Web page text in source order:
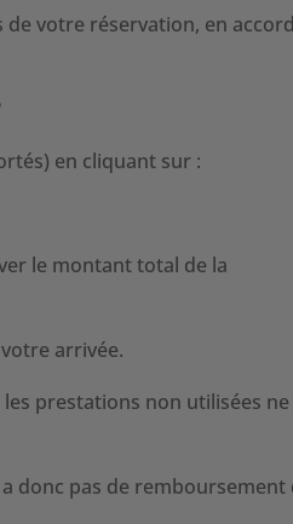
votre réservation, en accord
en cliquant sur :
le montant total de la
arrivée.
prestations non utilisées ne
donc pas de remboursement